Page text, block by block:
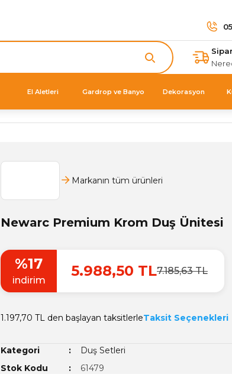
El Aletleri Gardrop ve Banyo Dekorasyon
Markanın tüm ürünleri
Newarc Premium Krom Duş Ünitesi
%17
indirim
5.988,50 TL7.185,63 TL
1.197,70 TL den başlayan taksitlerleTaksit Seçenekleri
Kategori
Duş Setleri
Stok Kodu
61479